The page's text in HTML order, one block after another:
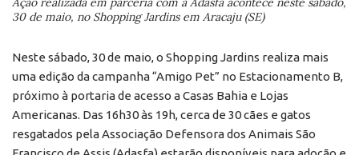
30 de maio, no Shopping Jardins em Aracaju (SE)
Neste sábado, 30 de maio, o Shopping Jardins realiza mais
uma edição da campanha “Amigo Pet” no Estacionamento B,
próximo à portaria de acesso a Casas Bahia e Lojas
Americanas. Das 16h30 às 19h, cerca de 30 cães e gatos
resgatados pela Associação Defensora dos Animais São